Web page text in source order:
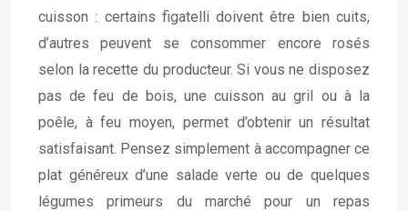
cuisson : certains figatelli doivent être bien cuits,
d’autres peuvent se consommer encore rosés
selon la recette du producteur. Si vous ne disposez
pas de feu de bois, une cuisson au gril ou à la
poêle, à feu moyen, permet d’obtenir un résultat
satisfaisant. Pensez simplement à accompagner ce
plat généreux d’une salade verte ou de quelques
légumes primeurs du marché pour un repas